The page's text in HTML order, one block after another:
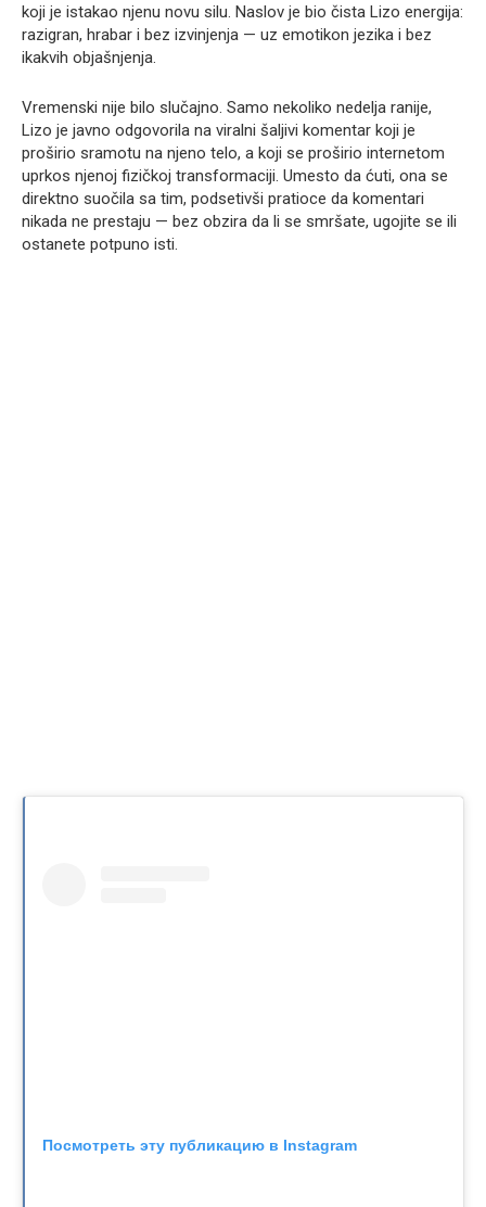
koji je istakao njenu novu silu. Naslov je bio čista Lizo energija:
razigran, hrabar i bez izvinjenja — uz emotikon jezika i bez
ikakvih objašnjenja.
Vremenski nije bilo slučajno. Samo nekoliko nedelja ranije,
Lizo je javno odgovorila na viralni šaljivi komentar koji je
proširio sramotu na njeno telo, a koji se proširio internetom
uprkos njenoj fizičkoj transformaciji. Umesto da ćuti, ona se
direktno suočila sa tim, podsetivši pratioce da komentari
nikada ne prestaju — bez obzira da li se smršate, ugojite se ili
ostanete potpuno isti.
Посмотреть эту публикацию в Instagram